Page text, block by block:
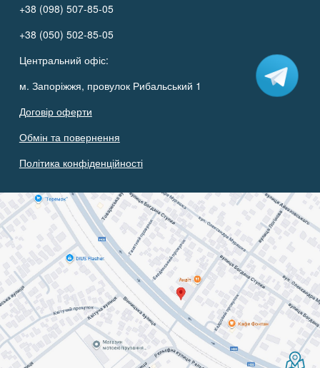
+38 (098) 507-85-05
+38 (050) 502-85-05
Центральний офіс:
м. Запоріжжя, провулок Рибальський 1
Договір оферти
Обмін та повернення
Політика конфіденційності